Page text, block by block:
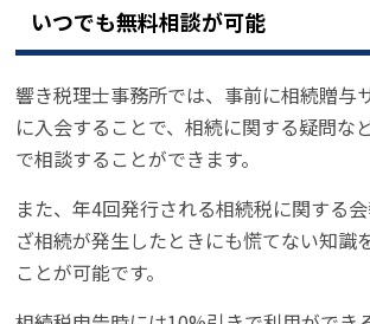
いつでも無料相談が可能
響き税理士事務所では、事前に相続贈与
に入会することで、相続に関する疑問な
で相談することができます。
また、年4回発行される相続税に関する
ざ相続が発生したときにも慌てない知識
ことが可能です。